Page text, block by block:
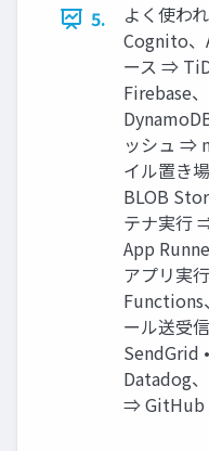
5.
よく使わ
Cognito、
ース ⇒
Firebase
ッシュ ⇒
イル置き
BLOB
テナ実行
App
アプリ実
Functions
ール送受
SendGrid
Datadog
⇒ GitHub